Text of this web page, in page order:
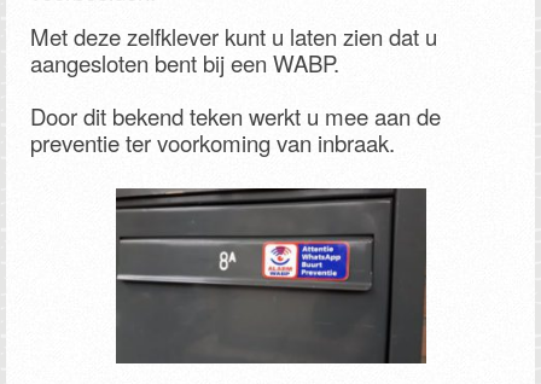
Met deze zelfklever kunt u laten zien dat u
aangesloten bent bij een WABP.
Door dit bekend teken werkt u mee aan de
preventie ter voorkoming van inbraak.